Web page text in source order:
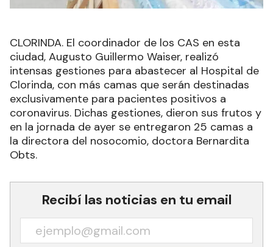
CLORINDA. El coordinador de los CAS en esta
ciudad, Augusto Guillermo Waiser, realizó
intensas gestiones para abastecer al Hospital de
Clorinda, con más camas que serán destinadas
exclusivamente para pacientes positivos a
coronavirus. Dichas gestiones, dieron sus frutos y
en la jornada de ayer se entregaron 25 camas a
la directora del nosocomio, doctora Bernardita
Obts.
Recibí las noticias en tu email